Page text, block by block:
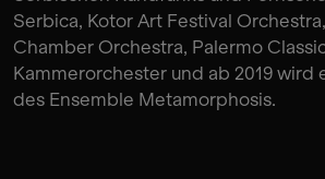
Serbica, Kotor Art Festival
Chamber Orchestra, Palermo
Kammerorchester und ab 2019 wird
des Ensemble Metamorphosis.